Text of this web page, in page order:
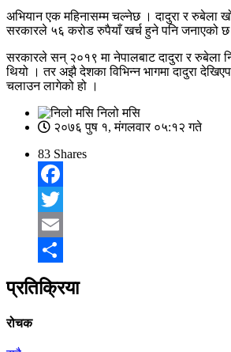
अभियान एक महिनासम्म चल्नेछ । दादुरा र रुबेला
सरकारले ५६ करोड रुपैयाँ खर्च हुने पनि जनाएको छ
सरकारले सन् २०१९ मा नेपालबाट दादुरा र रुबेला
थियो । तर अझै देशका विभिन्न भागमा दादुरा
चलाउन लागेको हो ।
निलो मसि
२०७६ पुष १, मंगलवार ०५:१२ गते
83 Shares
Facebook
Twitter
Email
Share
प्रतिक्रिया
रोचक